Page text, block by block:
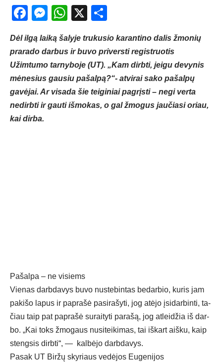
Facebook
Messenger
WhatsApp
X
Dėl ilgą laiką šalyje trukusio karantino dalis žmonių
prarado darbus ir buvo priversti registruotis
Užimtumo tarnyboje (UT). „Kam dirbti, jeigu devynis
mėnesius gausiu pašalpą?“- atvirai sako pašalpų
gavėjai. Ar visada šie teiginiai pagrįsti – negi verta
nedirbti ir gauti išmokas, o gal žmogus jaučiasi oriau,
kai dirba.
Pašalpa – ne visiems
Vie­nas darb­da­vys buvo nu­ste­bintas be­dar­bio, ku­ris jam
pa­ki­šo la­pus ir pa­pra­šė pa­si­ra­šy­ti, jog atė­jo įsi­dar­bin­ti, ta­
čiau taip pa­t pa­pra­šė su­rai­ty­ti pa­ra­šą, jog at­lei­džia iš dar­
bo. „Kai toks žmo­gaus nu­si­tei­ki­mas, tai iš­kart aiš­ku, kaip
steng­sis dirb­ti“, — kal­bė­jo darb­da­vys.
Pasak UT Biržų skyriaus vedėjos Eugenijos